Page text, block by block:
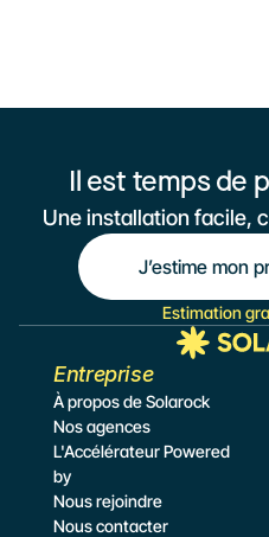
Il est temps de
Une installation facile,
J’estime mon
Estimation
Entreprise
À propos de Solarock
Nos agences
L'Accélérateur Powered
by
Nous rejoindre
Nous contacter